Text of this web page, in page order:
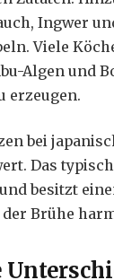
Ingwer
Viele
Algen und
erzeugen.
bei
Das
besitzt
Brühe